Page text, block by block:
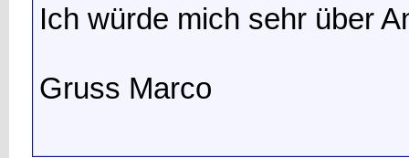
Ich würde mich sehr über
Gruss Marco